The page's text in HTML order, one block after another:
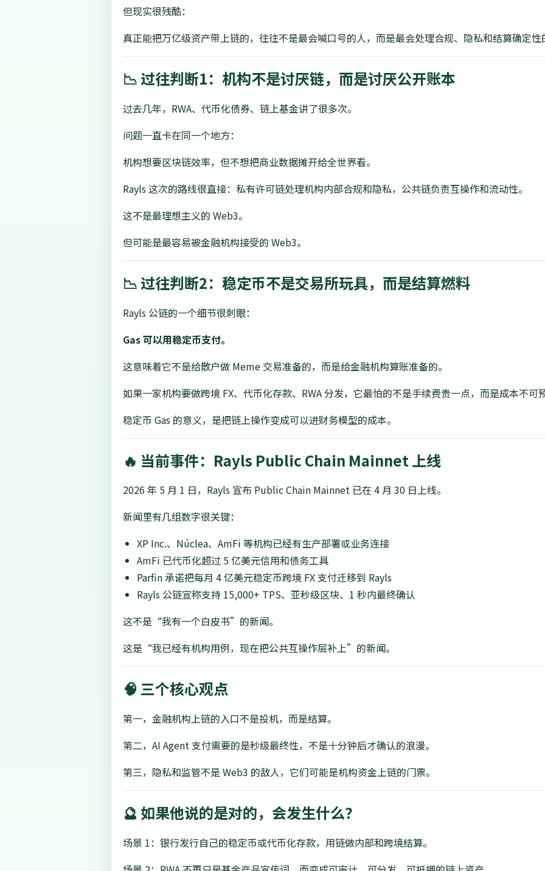
但现实很残酷：
真正能把万亿级资产带上链的，往往不是最会喊口号的人，而是最会处理合规、隐私和结算确定性
📉 过往判断1：机构不是讨厌链，而是讨厌公开账本
过去几年，RWA、代币化债券、链上基金讲了很多次。
问题一直卡在同一个地方：
机构想要区块链效率，但不想把商业数据摊开给全世界看。
Rayls 这次的路线很直接：私有许可链处理机构内部合规和隐私，公共链负责互操作和流动性。
这不是最理想主义的 Web3。
但可能是最容易被金融机构接受的 Web3。
📉 过往判断2：稳定币不是交易所玩具，而是结算燃料
Rayls 公链的一个细节很刺眼：
Gas 可以用稳定币支付。
这意味着它不是给散户做 Meme 交易准备的，而是给金融机构算账准备的。
如果一家机构要做跨境 FX、代币化存款、RWA 分发，它最怕的不是手续费贵一点，而是成本不
稳定币 Gas 的意义，是把链上操作变成可以进财务模型的成本。
🔥 当前事件：Rayls Public Chain Mainnet 上线
2026 年 5 月 1 日，Rayls 宣布 Public Chain Mainnet 已在 4 月 30 日上线。
新闻里有几组数字很关键：
XP Inc.、Núclea、AmFi 等机构已经有生产部署或业务连接
AmFi 已代币化超过 5 亿美元信用和债务工具
Parfin 承诺把每月 4 亿美元稳定币跨境 FX 支付迁移到 Rayls
Rayls 公链宣称支持 15,000+ TPS、亚秒级区块、1 秒内最终确认
这不是“我有一个白皮书”的新闻。
这是“我已经有机构用例，现在把公共互操作层补上”的新闻。
🧠 三个核心观点
第一，金融机构上链的入口不是投机，而是结算。
第二，AI Agent 支付需要的是秒级最终性，不是十分钟后才确认的浪漫。
第三，隐私和监管不是 Web3 的敌人，它们可能是机构资金上链的门票。
🔮 如果他说的是对的，会发生什么？
场景 1：银行发行自己的稳定币或代币化存款，用链做内部和跨境结算。